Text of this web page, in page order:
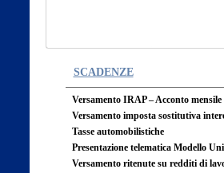
SCADENZE
Versamento IRAP – Acconto mensile
Versamento imposta sostitutiva
Tasse automobilistiche
Presentazione telematica Modello
Versamento ritenute su redditi di